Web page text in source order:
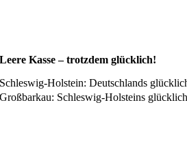
Leere Kasse – trotzdem glücklich!
Schleswig-Holstein: Deutschlands
Großbarkau: Schleswig-Holsteins